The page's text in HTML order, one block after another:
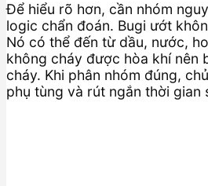
Để hiểu rõ hơn, cần nhóm
logic chẩn đoán. Bugi ướt
Nó có thể đến từ dầu, nước,
không cháy được hòa khí nên
cháy. Khi phân nhóm đúng,
phụ tùng và rút ngắn thời gian